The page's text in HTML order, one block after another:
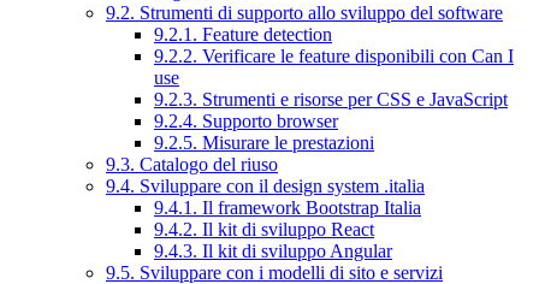
9.2. Strumenti di supporto allo sviluppo del software
9.2.1. Feature detection
9.2.2. Verificare le feature disponibili con Can I
use
9.2.3. Strumenti e risorse per CSS e JavaScript
9.2.4. Supporto browser
9.2.5. Misurare le prestazioni
9.3. Catalogo del riuso
9.4. Sviluppare con il design system .italia
9.4.1. Il framework Bootstrap Italia
9.4.2. Il kit di sviluppo React
9.4.3. Il kit di sviluppo Angular
9.5. Sviluppare con i modelli di sito e servizi